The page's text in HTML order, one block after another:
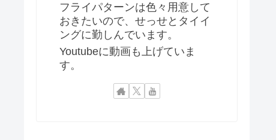
フライパターンは色々用意して
おきたいので、せっせとタイイ
ングに勤しんでいます。
Youtubeに動画も上げていま
す。